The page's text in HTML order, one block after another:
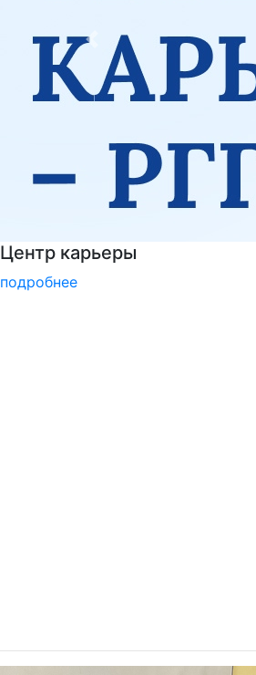
РГГУ — 35 лет!
подробнее
Previous